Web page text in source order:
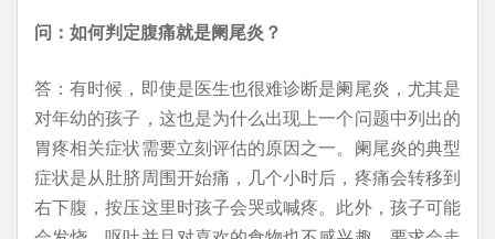
问：如何判定腹痛就是阑尾炎？
答：有时候，即使是医生也很难诊断是阑尾炎，尤其是
对年幼的孩子，这也是为什么出现上一个问题中列出的
胃疼相关症状需要立刻评估的原因之一。阑尾炎的典型
症状是从肚脐周围开始痛，几个小时后，疼痛会转移到
右下腹，按压这里时孩子会哭或喊疼。此外，孩子可能